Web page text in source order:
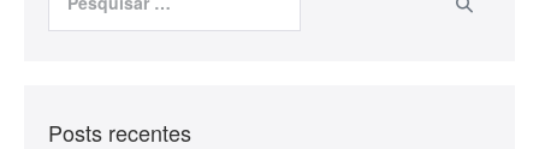
Posts recentes